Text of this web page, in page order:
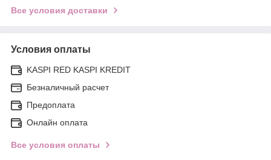
Все условия доставки
Условия оплаты
KASPI RED KASPI KREDIT
Безналичный расчет
Предоплата
Онлайн оплата
Все условия оплаты